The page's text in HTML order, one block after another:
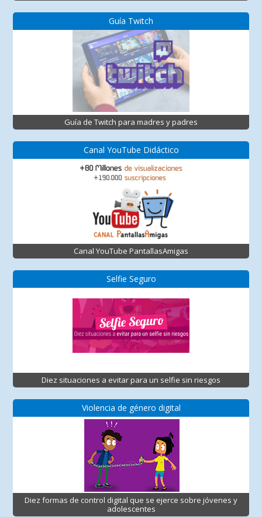
Guía Twitch
Guía de Twitch para madres y padres
Canal YouTube Didáctico
Canal YouTube PantallasAmigas
Selfie Seguro
Diez situaciones a evitar para un selfie sin riesgos
Violencia de género digital
Diez formas de control digital que se ejerce sobre jóvenes y
adolescentes